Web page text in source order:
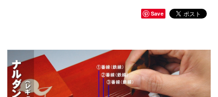
Save